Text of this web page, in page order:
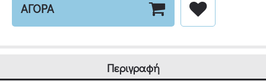
ΑΓΟΡΑ
Περιγραφή